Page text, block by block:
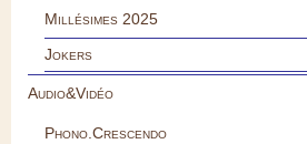
Millésimes 2025
Jokers
Audio&Vidéo
Phono.Crescendo